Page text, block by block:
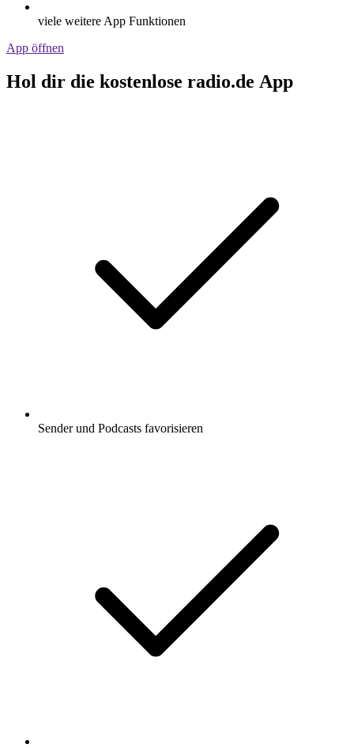
viele weitere App Funktionen
App öffnen
Hol dir die kostenlose radio.de App
Sender und Podcasts favorisieren